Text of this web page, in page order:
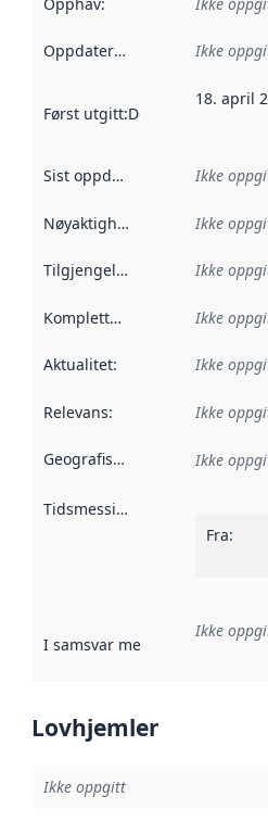
Oppdateringsfrekvens :
Ikke
Først utgitt:Denne datoen
18. april
Sist oppdatert Ikke
Nøyaktighet Ikke
Tilgjengelighet Ikke
Kompletthet Ikke
Aktualitet: Ikke
Relevans: Ikke
Geografisk avgrensning :
Ikke
Tidsmessig avgrensning
Fra:
I samsvar med Referanse til
Ikke
Lovhjemler
Ikke oppgitt